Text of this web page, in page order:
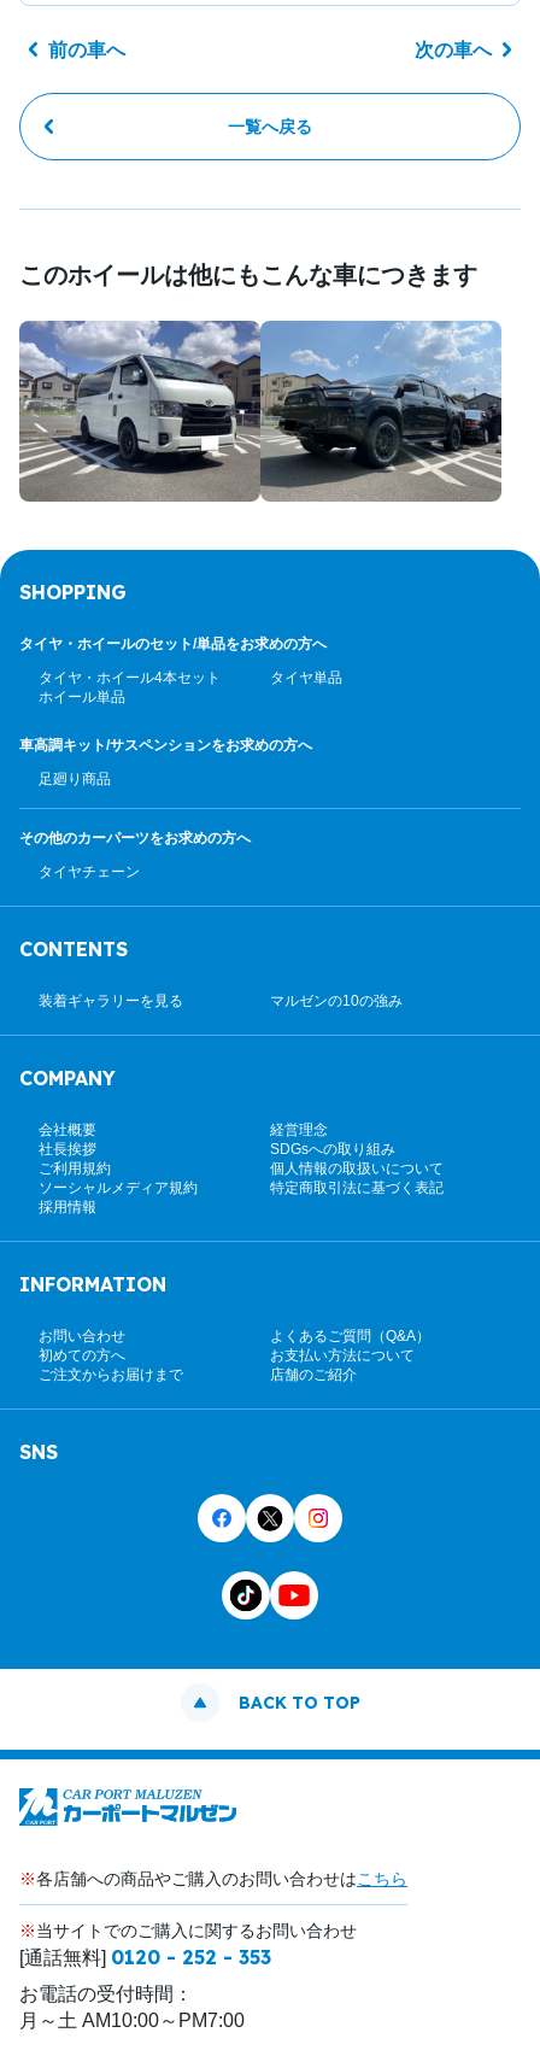
前の車へ
一覧へ戻る
次の車へ
このホイールは他にもこんな車につきます
SHOPPING
タイヤ・ホイールのセット/単品をお求めの方へ
タイヤ・ホイール4本セット
タイヤ単品
ホイール単品
車高調キット/サスペンションをお求めの方へ
足廻り商品
その他のカーパーツをお求めの方へ
タイヤチェーン
CONTENTS
装着ギャラリーを見る マルゼンの10の強み
COMPANY
会社概要
経営理念
社長挨拶
SDGsへの取り組み
ご利用規約
個人情報の取扱いについて
ソーシャルメディア規約
特定商取引法に基づく表記
採用情報
INFORMATION
お問い合わせ
よくあるご質問（Q&A）
初めての方へ
お支払い方法について
ご注文からお届けまで
店舗のご紹介
SNS
BACK TO TOP
※各店舗への商品やご購入のお問い合わせはこちら
※当サイトでのご購入に関するお問い合わせ
[通話無料] 0120 - 252 - 353
お電話の受付時間：
月～土 AM10:00～PM7:00